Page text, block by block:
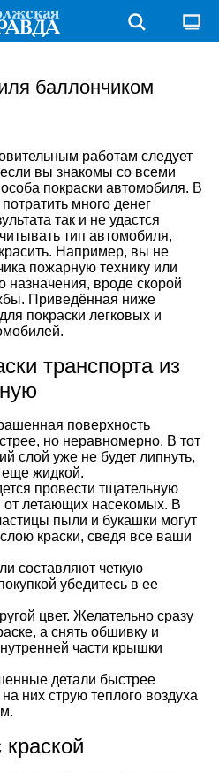
баллончиком
работам следует
вы знакомы со всеми
покраски автомобиля. В
много денег
так и не удастся
тип автомобиля,
Например, вы не
пожарную технику или
назначения, вроде скорой
Приведённая ниже
покраски легковых и
транспорта из
поверхность
но неравномерно. В тот
слой уже не будет липнуть,
еще жидкой.
провести тщательную
от летающих насекомых. В
пыли и букашки могут
краски, сведя все ваши
составляют четкую
убедитесь в ее
цвет. Желательно сразу
а снять обшивку и
части крышки
детали быстрее
них струю теплого воздуха